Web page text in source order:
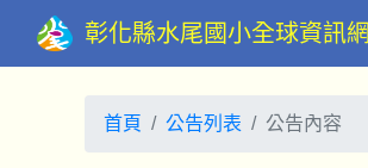
彰化縣水尾國小全球資訊網
首頁 公告列表 公告內容